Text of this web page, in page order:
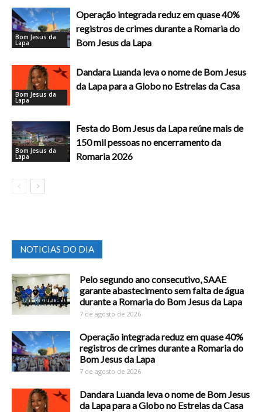
Bom Jesus da
Lapa
Operação integrada reduz em quase 40%
registros de crimes durante a Romaria do
Bom Jesus da Lapa
Bom Jesus da
Lapa
Dandara Luanda leva o nome de Bom Jesus
da Lapa para a Globo no Estrelas da Casa
Bom Jesus da
Lapa
Festa do Bom Jesus da Lapa reúne mais de
150 mil pessoas no encerramento da
Romaria 2026
NOTICIAS DO DIA
Pelo segundo ano consecutivo, SAAE
garante abastecimento sem falta de água
durante a Romaria do Bom Jesus da Lapa
7 de agosto de 2026
Operação integrada reduz em quase 40%
registros de crimes durante a Romaria do
Bom Jesus da Lapa
7 de agosto de 2026
Dandara Luanda leva o nome de Bom Jesus
da Lapa para a Globo no Estrelas da Casa